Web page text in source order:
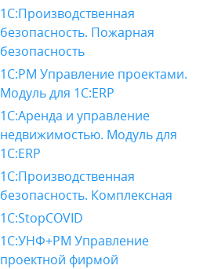
1С:Производственная
безопасность. Пожарная
безопасность
1С:PM Управление проектами.
Модуль для 1С:ERP
1С:Аренда и управление
недвижимостью. Модуль для
1С:ERP
1С:Производственная
безопасность. Комплексная
1С:StopCOVID
1С:УНФ+РМ Управление
проектной фирмой